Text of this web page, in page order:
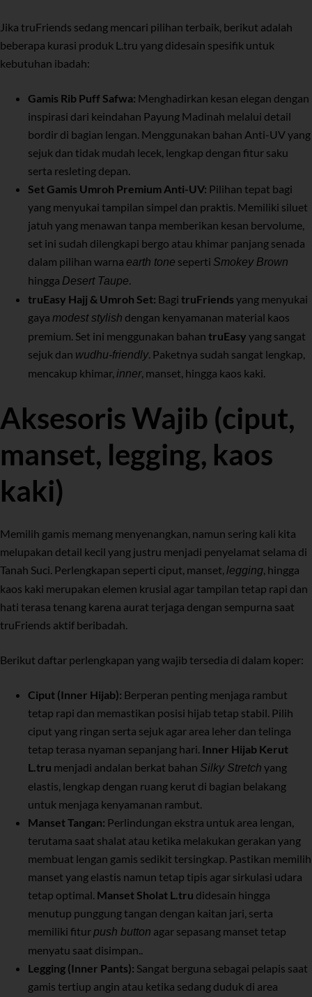
Jika truFriends sedang mencari pilihan terbaik, berikut adalah
beberapa kurasi produk L.tru yang didesain spesifik untuk
kebutuhan ibadah:
Gamis Rib Puff Safwa: Menghadirkan kesan elegan dengan
inspirasi dari keindahan Payung Madinah melalui detail
bordir di bagian lengan. Menggunakan bahan Anti-UV yang
sejuk dan tidak mudah lecek, lengkap dengan fitur saku
serta resleting depan.
Set Gamis Umroh Premium Anti-UV: Pilihan tepat bagi
yang menyukai tampilan simpel dan praktis. Memiliki siluet
jatuh yang menawan tanpa memberikan kesan bervolume,
set ini sudah dilengkapi bergo atau khimar panjang senada
dalam pilihan warna earth tone seperti Smokey Brown
hingga Desert Taupe.
truEasy Hajj & Umroh Set: Bagi truFriends yang menyukai
gaya modest stylish dengan kenyamanan material kaos
premium. Set ini menggunakan bahan truEasy yang sangat
sejuk dan wudhu-friendly. Paketnya sudah sangat lengkap,
mencakup khimar, inner, manset, hingga kaos kaki.
Aksesoris Wajib (ciput,
manset, legging, kaos
kaki)
Memilih gamis memang menyenangkan, namun sering kali kita
melupakan detail kecil yang justru menjadi penyelamat selama di
Tanah Suci. Perlengkapan seperti ciput, manset, legging , hingga
kaos kaki merupakan elemen krusial agar tampilan tetap rapi dan
hati terasa tenang karena aurat terjaga dengan sempurna saat
truFriends aktif beribadah.
Berikut daftar perlengkapan yang wajib tersedia di dalam koper:
Ciput (Inner Hijab): Berperan penting menjaga rambut
tetap rapi dan memastikan posisi hijab tetap stabil. Pilih
ciput yang ringan serta sejuk agar area leher dan telinga
tetap terasa nyaman sepanjang hari. Inner Hijab Kerut
L.tru menjadi andalan berkat bahan Silky Stretch yang
elastis, lengkap dengan ruang kerut di bagian belakang
untuk menjaga kenyamanan rambut.
Manset Tangan: Perlindungan ekstra untuk area lengan,
terutama saat shalat atau ketika melakukan gerakan yang
membuat lengan gamis sedikit tersingkap. Pastikan memilih
manset yang elastis namun tetap tipis agar sirkulasi udara
tetap optimal. Manset Sholat L.tru didesain hingga
menutup punggung tangan dengan kaitan jari, serta
memiliki fiturpush button agar sepasang manset tetap
menyatu saat disimpan..
Legging (Inner Pants): Sangat berguna sebagai pelapis saat
gamis tertiup angin atau ketika sedang duduk di area